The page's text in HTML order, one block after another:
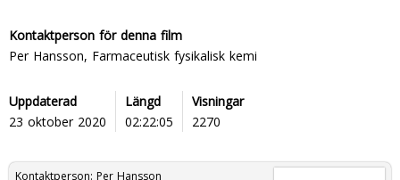
Kontaktperson för denna film
Per Hansson, Farmaceutisk fysikalisk kemi
Uppdaterad
23 oktober 2020
Längd
02:22:05
Visningar
2270
Kontaktperson: Per Hansson